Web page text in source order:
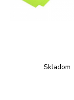
Skladom